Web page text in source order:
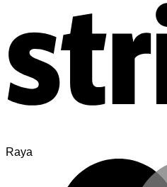
Raya